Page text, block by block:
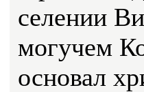
селении
могучем
основал